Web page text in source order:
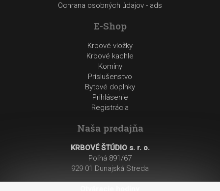
Ochrana osobných údajov - ads
E-Shop
Krbové vložky
Krbové kachle
Komíny
Príslušenstvo
Bytové doplnky
Prihlásenie
Registrácia
Naša predajňa
KRBOVÉ ŠTÚDIO s. r. o.
Poľná 891/67
929 01 Dunajská Streda